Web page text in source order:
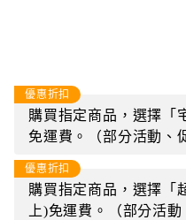
優惠折扣
購買指定商品，選擇「
免運費。（部分活動、
優惠折扣
購買指定商品，選擇「
上)免運費。（部分活動